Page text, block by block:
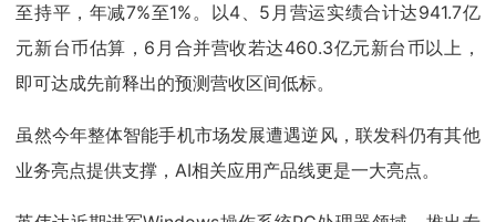
至持平，年减7%至1%。以4、5月营运实绩合计达941.7亿
元新台币估算，6月合并营收若达460.3亿元新台币以上，
即可达成先前释出的预测营收区间低标。
虽然今年整体智能手机市场发展遭遇逆风，联发科仍有其他
业务亮点提供支撑，AI相关应用产品线更是一大亮点。